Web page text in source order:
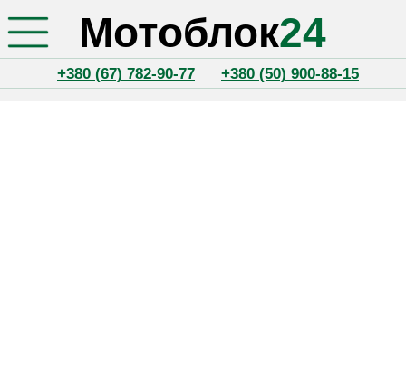
Мотоблок24